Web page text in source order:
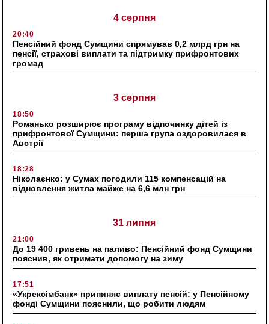
4 серпня
20:40
Пенсійний фонд Сумщини спрямував 0,2 млрд грн на
пенсії, страхові виплати та підтримку прифронтових
громад
3 серпня
18:50
Романько розширює програму відпочинку дітей із
прифронтової Сумщини: перша група оздоровилася в
Австрії
18:28
Ніколаєнко: у Сумах погодили 115 компенсацій на
відновлення житла майже на 6,6 млн грн
31 липня
21:00
До 19 400 гривень на паливо: Пенсійний фонд Сумщини
пояснив, як отримати допомогу на зиму
17:51
«Укрексімбанк» припиняє виплату пенсій: у Пенсійному
фонді Сумщини пояснили, що робити людям